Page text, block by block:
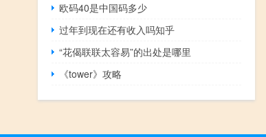
欧码40是中国码多少
过年到现在还有收入吗知乎
“花偈联联太容易”的出处是哪里
《tower》攻略